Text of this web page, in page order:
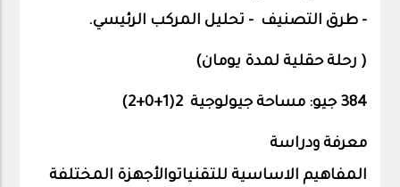
- طرق التصنيف - تحليل المركب الرئيسي.
) رحلة حقلية لمدة يومان(
384 جيو: مساحة جيولوجية 2(1+0+ 2
)
معرفة ودراسة
المفاهيم الاساسية للتقنياتوالأجهزة المختلفة